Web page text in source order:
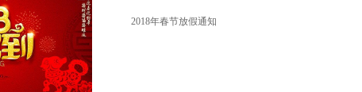
2018年春节放假通知